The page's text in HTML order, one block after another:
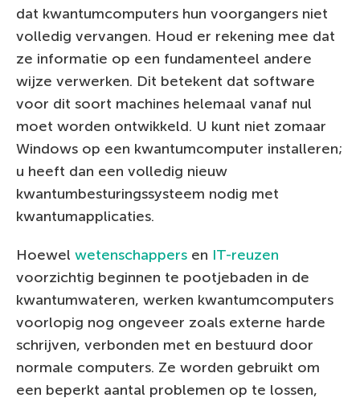
dat kwantumcomputers hun voorgangers niet
volledig vervangen. Houd er rekening mee dat
ze informatie op een fundamenteel andere
wijze verwerken. Dit betekent dat software
voor dit soort machines helemaal vanaf nul
moet worden ontwikkeld. U kunt niet zomaar
Windows op een kwantumcomputer installeren;
u heeft dan een volledig nieuw
kwantumbesturingssysteem nodig met
kwantumapplicaties.
Hoewel wetenschappers en IT-reuzen
voorzichtig beginnen te pootjebaden in de
kwantumwateren, werken kwantumcomputers
voorlopig nog ongeveer zoals externe harde
schrijven, verbonden met en bestuurd door
normale computers. Ze worden gebruikt om
een beperkt aantal problemen op te lossen,